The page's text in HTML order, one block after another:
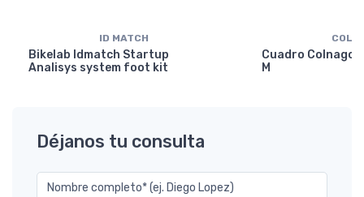
ID MATCH
Bikelab Idmatch Startup
Analisys system foot kit
Cuadro Colnago
M
Déjanos tu consulta
Nombre completo* (ej. Diego Lopez)